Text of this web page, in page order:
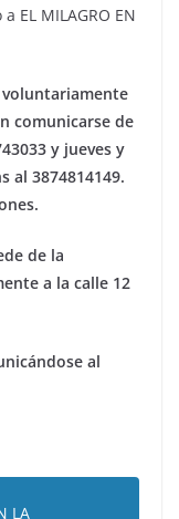
EL MILAGRO EN
comunicarse de
y jueves y
al 3874814149.
de la
a la calle 12
al
LA